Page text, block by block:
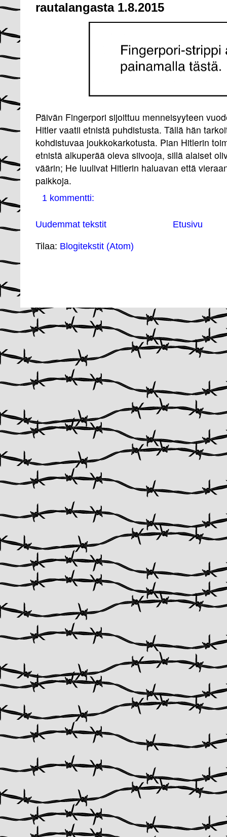
rautalangasta 1.8.2015
Päivän Fingerpori sijoittuu menneisyyteen
Hitler vaatii etnistä puhdistusta. Tällä hän
kohdistuvaa joukkokarkotusta. Pian Hitlerin
etnistä alkuperää oleva siivooja, sillä alaiset
väärin; He luulivat Hitlerin haluavan että
paikkoja.
1 kommentti:
Uudemmat tekstit Etusivu
Tilaa: Blogitekstit (Atom)